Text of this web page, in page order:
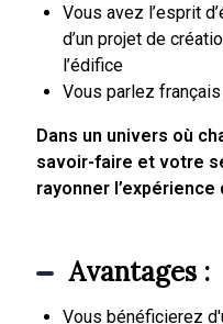
Vous avez l’esprit
d’un projet de
l’édifice
Vous parlez
Dans un univers où
savoir-faire et votre
rayonner
Avantages :
Vous bénéficierez